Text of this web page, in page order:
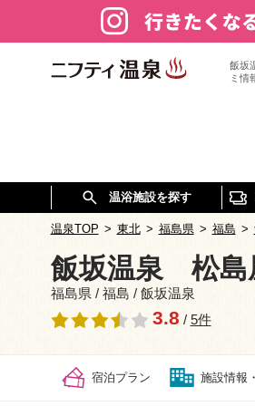
飯坂
ミ情
温浴施設を探す
温泉TOP > 東北 > 福島県 > 福島 >
飯坂温泉 松島
福島県 / 福島 / 飯坂温泉
3.8 / 5件
宿泊プラン 施設情報